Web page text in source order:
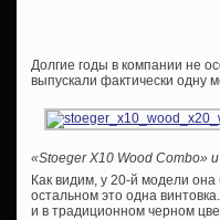
Долгие годы в компании не
выпускали фактически одну
«Stoeger X10 Wood Combo»
Как видим, у 20-й модели
остальном это одна
и в традиционном черном